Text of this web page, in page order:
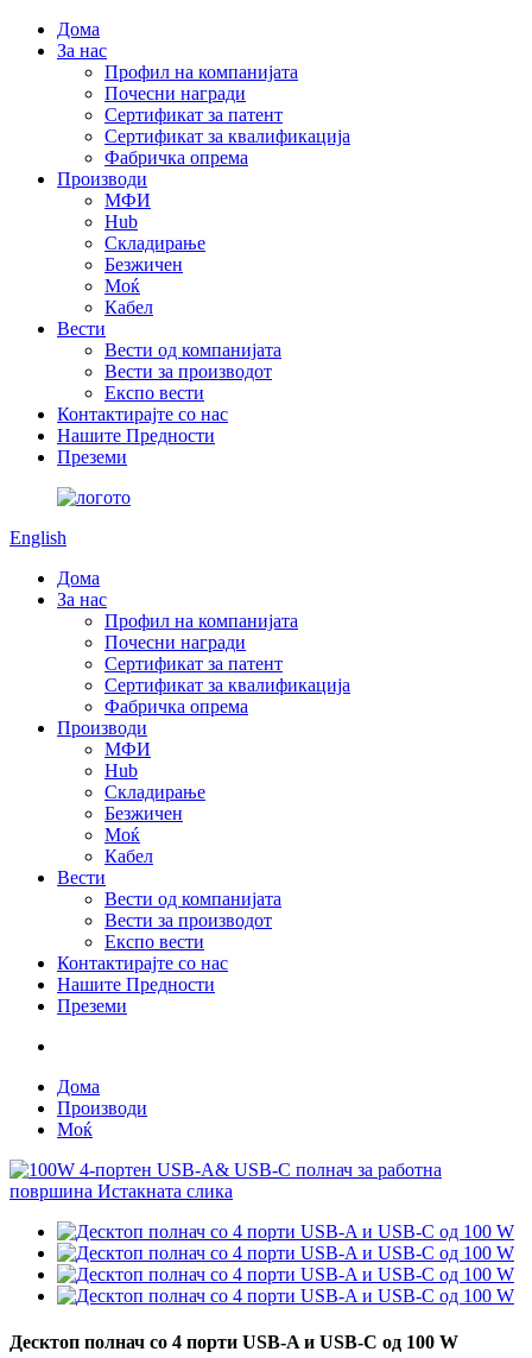
Дома
За нас
Профил на компанијата
Почесни награди
Сертификат за патент
Сертификат за квалификација
Фабричка опрема
Производи
МФИ
Hub
Складирање
Безжичен
Моќ
Кабел
Вести
Вести од компанијата
Вести за производот
Експо вести
Контактирајте со нас
Нашите Предности
Преземи
English
Дома
За нас
Профил на компанијата
Почесни награди
Сертификат за патент
Сертификат за квалификација
Фабричка опрема
Производи
МФИ
Hub
Складирање
Безжичен
Моќ
Кабел
Вести
Вести од компанијата
Вести за производот
Експо вести
Контактирајте со нас
Нашите Предности
Преземи
Дома
Производи
Моќ
Десктоп полнач со 4 порти USB-A и USB-C од 100 W